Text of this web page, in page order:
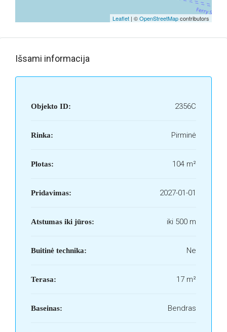
Leaflet | ©OpenStreetMapcontributors
Išsami informacija
Objekto ID: 2356C
Rinka: Pirminė
Plotas: 104 m²
Pridavimas: 2027-01-01
Atstumas iki jūros: iki 500 m
Buitinė technika: Ne
Terasa: 17 m²
Baseinas: Bendras